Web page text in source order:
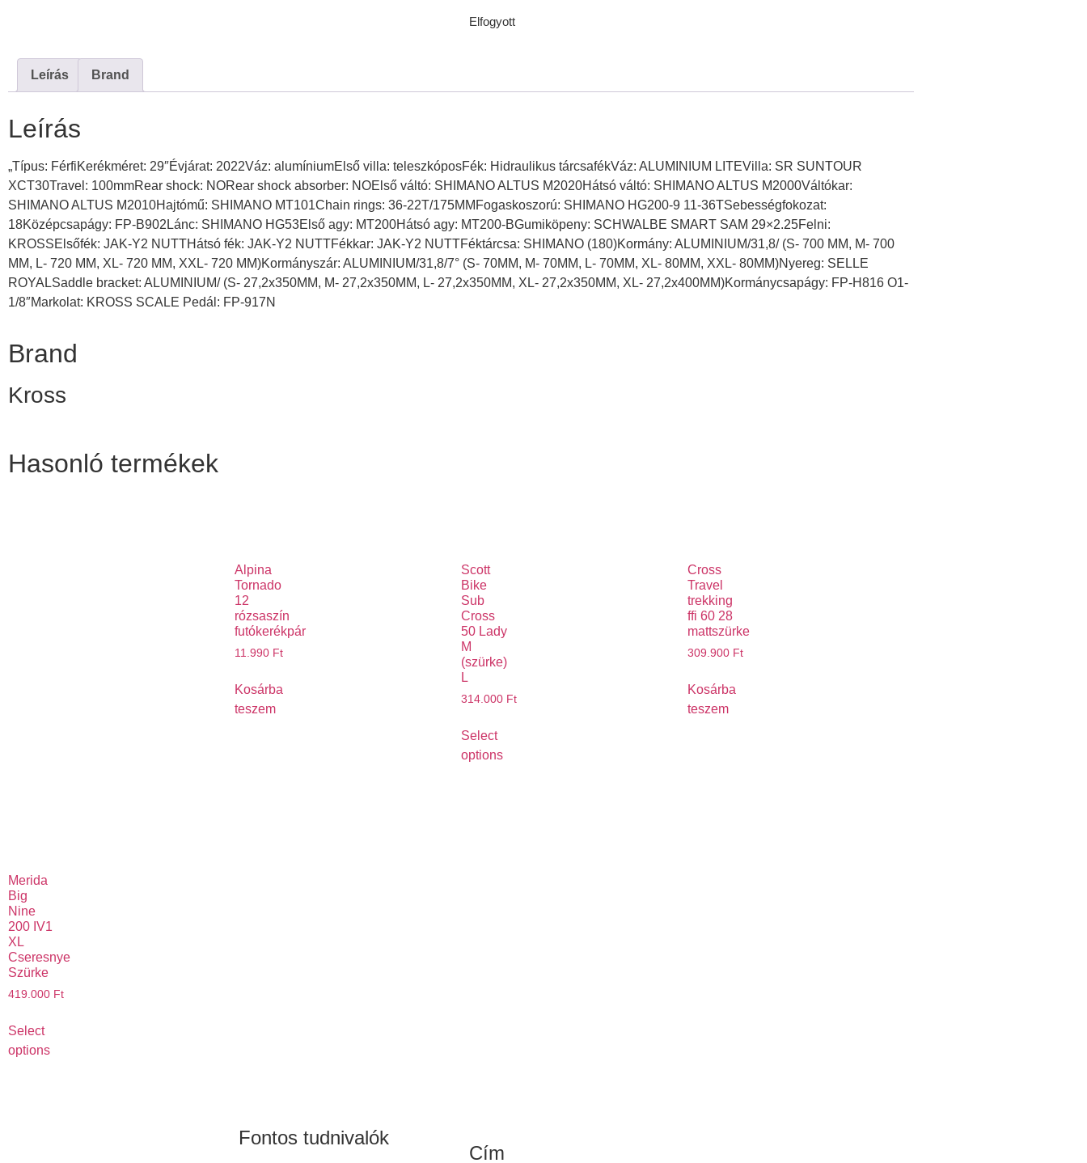
Elfogyott
Leírás Brand
Leírás
„Típus: FérfiKerékméret: 29″Évjárat: 2022Váz: alumíniumElső villa: teleszkóposFék: Hidraulikus tárcsafékVáz: ALUMINIUM LITEVilla: SR SUNTOUR
XCT30Travel: 100mmRear shock: NORear shock absorber: NOElső váltó: SHIMANO ALTUS M2020Hátsó váltó: SHIMANO ALTUS M2000Váltókar:
SHIMANO ALTUS M2010Hajtómű: SHIMANO MT101Chain rings: 36-22T/175MMFogaskoszorú: SHIMANO HG200-9 11-36TSebességfokozat:
18Középcsapágy: FP-B902Lánc: SHIMANO HG53Első agy: MT200Hátsó agy: MT200-BGumiköpeny: SCHWALBE SMART SAM 29×2.25Felni:
KROSSElsőfék: JAK-Y2 NUTTHátsó fék: JAK-Y2 NUTTFékkar: JAK-Y2 NUTTFéktárcsa: SHIMANO (180)Kormány: ALUMINIUM/31,8/ (S- 700 MM, M- 700
MM, L- 720 MM, XL- 720 MM, XXL- 720 MM)Kormányszár: ALUMINIUM/31,8/7° (S- 70MM, M- 70MM, L- 70MM, XL- 80MM, XXL- 80MM)Nyereg: SELLE
ROYALSaddle bracket: ALUMINIUM/ (S- 27,2x350MM, M- 27,2x350MM, L- 27,2x350MM, XL- 27,2x350MM, XL- 27,2x400MM)Kormánycsapágy: FP-H816 O1-
1/8″Markolat: KROSS SCALE Pedál: FP-917N
Brand
Kross
Hasonló termékek
Alpina
Tornado
12
rózsaszín
futókerékpár
11.990 Ft
Kosárba
teszem
Scott
Bike
Sub
Cross
50 Lady
M
(szürke)
L
314.000 Ft
Select
options
Cross
Travel
trekking
ffi 60 28
mattszürke
309.900 Ft
Kosárba
teszem
Merida
Big
Nine
200 IV1
XL
Cseresnye
Szürke
419.000 Ft
Select
options
Fontos tudnivalók
Cím